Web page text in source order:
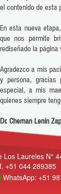
el contenido de esta
En esta nueva
que nos permite
rediseñado la
Agradezco a mis
y persona, gracias
especial, a mis
quienes siempre
Dr. Chernan Lenín
Los Laureles N°
+51 044 289385
WhatsApp: +51